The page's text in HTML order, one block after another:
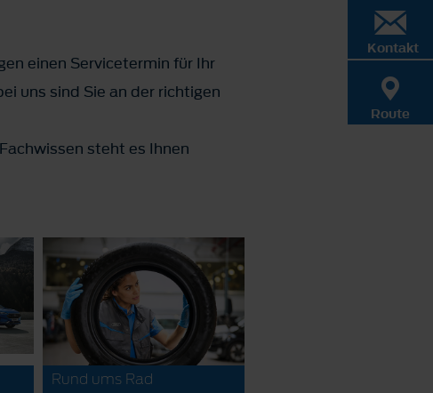
einen Servicetermin für Ihr
uns sind Sie an der richtigen
steht es Ihnen
Rund ums Rad
Kontakt
Route